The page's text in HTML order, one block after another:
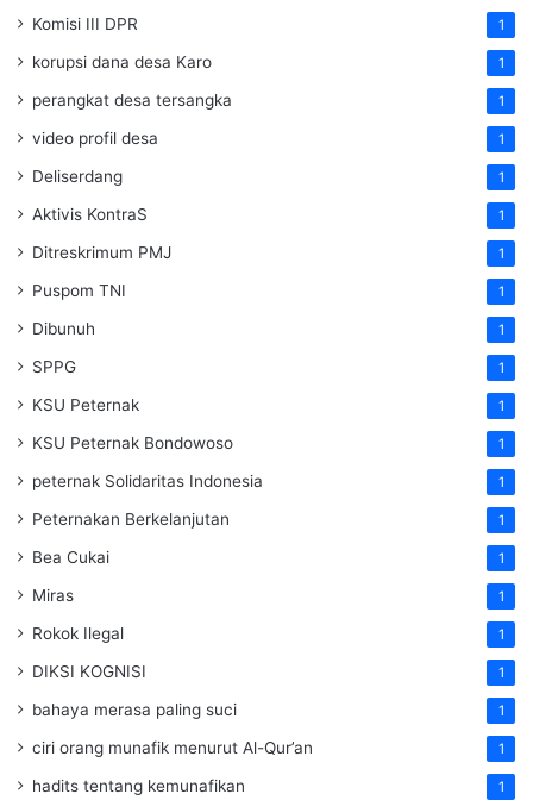
Komisi III DPR 1
korupsi dana desa Karo 1
perangkat desa tersangka 1
video profil desa 1
Deliserdang 1
Aktivis KontraS 1
Ditreskrimum PMJ 1
Puspom TNI 1
Dibunuh 1
SPPG 1
KSU Peternak 1
KSU Peternak Bondowoso 1
peternak Solidaritas Indonesia 1
Peternakan Berkelanjutan 1
Bea Cukai 1
Miras 1
Rokok Ilegal 1
DIKSI KOGNISI 1
bahaya merasa paling suci 1
ciri orang munafik menurut Al-Qur’an 1
hadits tentang kemunafikan 1